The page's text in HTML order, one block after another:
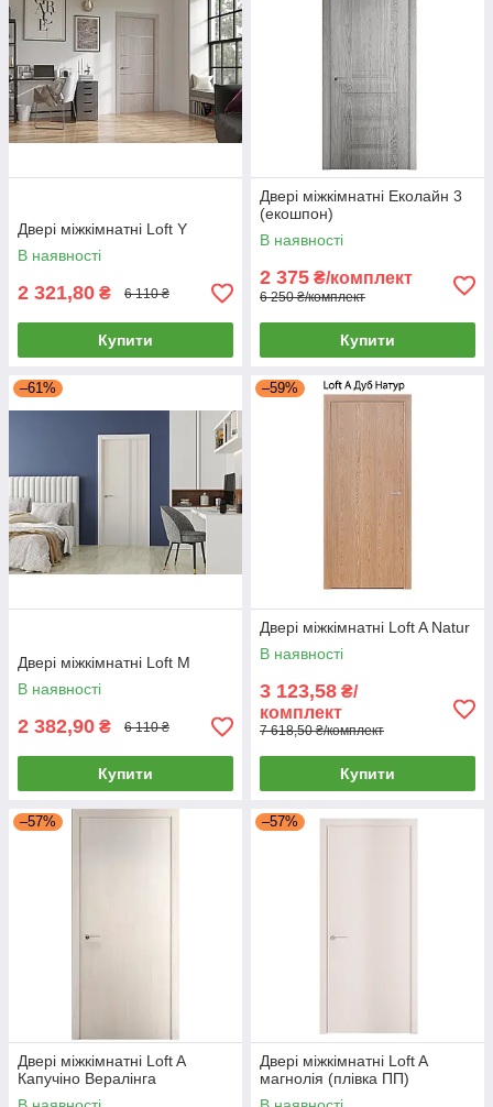
Двері міжкімнатні Loft Y
В наявності
2 321,80 ₴ 6 110 ₴
Купити
Двері міжкімнатні Еколайн 3
(екошпон)
В наявності
2 375 ₴/комплект
6 250 ₴/комплект
Купити
–61%
Двері міжкімнатні Loft М
В наявності
2 382,90 ₴ 6 110 ₴
Купити
–59%
Двері міжкімнатні Loft A Natur
В наявності
3 123,58 ₴/
комплект
7 618,50 ₴/комплект
Купити
–57%
Двері міжкімнатні Loft A
Капучіно Вералінга
–57%
Двері міжкімнатні Loft A
магнолія (плівка ПП)